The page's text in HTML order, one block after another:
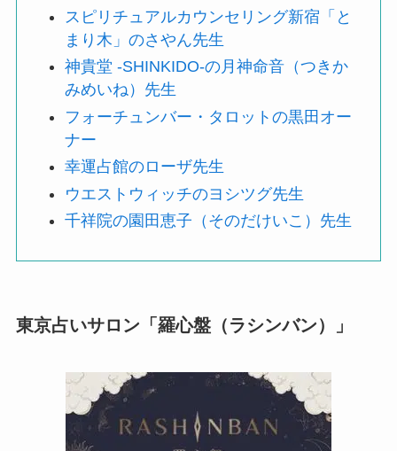
スピリチュアルカウンセリング新宿「と
まり木」のさやん先生
神貴堂 -SHINKIDO-の月神命音（つきか
みめいね）先生
フォーチュンバー・タロットの黒田オー
ナー
幸運占館のローザ先生
ウエストウィッチのヨシツグ先生
千祥院の園田恵子（そのだけいこ）先生
東京占いサロン「羅心盤（ラシンバン）」